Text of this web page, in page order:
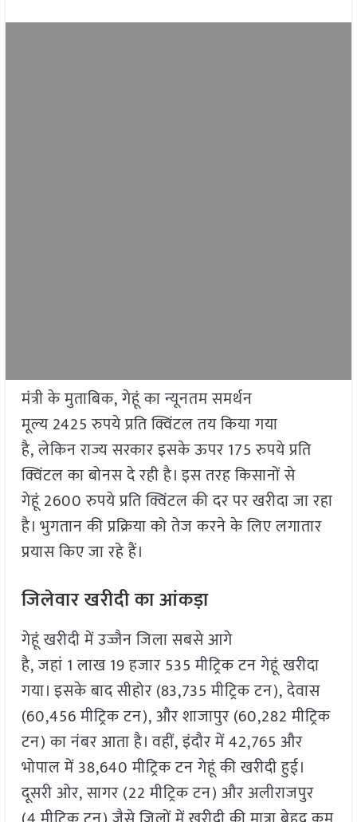
मंत्री के मुताबिक, गेहूं का न्यूनतम समर्थन
मूल्य 2425 रुपये प्रति क्विंटल तय किया गया
है, लेकिन राज्य सरकार इसके ऊपर 175 रुपये प्रति
क्विंटल का बोनस दे रही है। इस तरह किसानों से
गेहूं 2600 रुपये प्रति क्विंटल की दर पर खरीदा जा रहा
है। भुगतान की प्रक्रिया को तेज करने के लिए लगातार
प्रयास किए जा रहे हैं।
जिलेवारखरीदी का आंकड़ा
गेहूं खरीदी में उज्जैन जिला सबसे आगे
है, जहां 1 लाख 19 हजार 535 मीट्रिक टन गेहूं खरीदा
गया। इसके बाद सीहोर (83,735 मीट्रिक टन), देवास
(60,456 मीट्रिक टन), और शाजापुर (60,282 मीट्रिक
टन) का नंबर आता है। वहीं, इंदौर में 42,765 और
भोपाल में 38,640 मीट्रिक टन गेहूं की खरीदी हुई।
दूसरी ओर, सागर (22 मीट्रिक टन) और अलीराजपुर